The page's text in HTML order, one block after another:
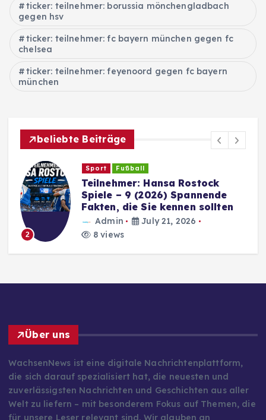
ticker: teilnehmer: borussia mönchengladbach
gegen hsv
ticker: teilnehmer: fc bayern münchen gegen fc
chelsea
ticker: teilnehmer: feyenoord gegen fc bayern
münchen
beliebte Beiträge
Sport Fußball
Teilnehmer: Dynamo Dresden
Spiele – Geschichte,
Spielbetrieb und aktuelle
Entwicklungen
Admin
Über uns
WachsenNews ist eine digitale Nachrichtenplattform,
die sich darauf spezialisiert hat, die neuesten und
zuverlässigsten Nachrichten und Geschichten aus aller
Welt zu liefern – mit besonderem Fokus auf Themen, die